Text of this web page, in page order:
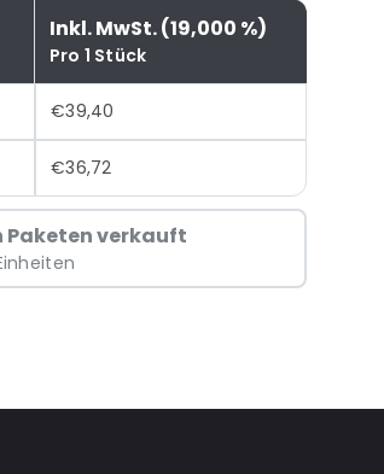
Inkl. MwSt. (19,000 %)
Pro 1 Stück
€39,40
€36,72
Paketen verkauft